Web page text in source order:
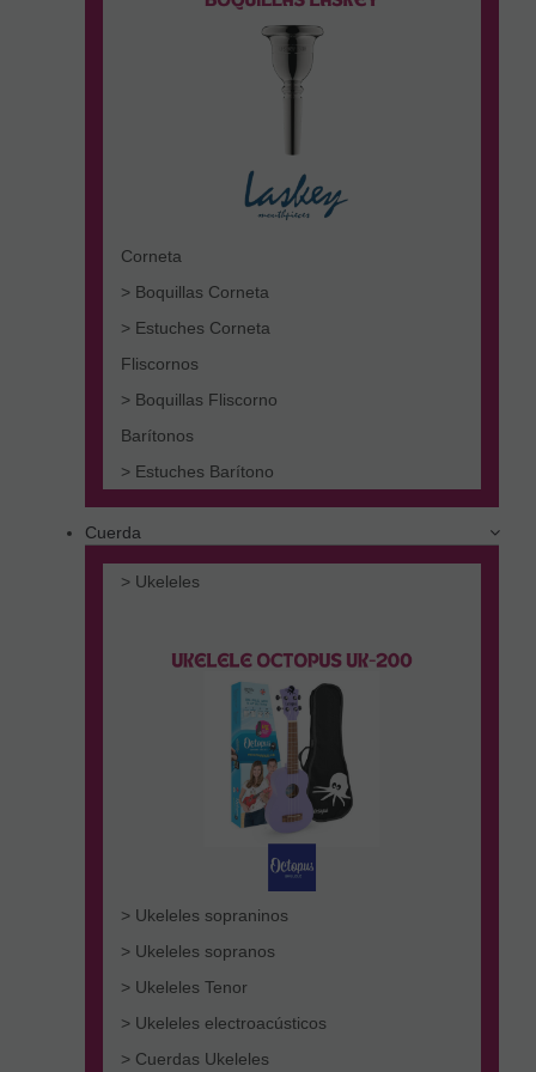
Corneta
> Boquillas Corneta
> Estuches Corneta
Fliscornos
> Boquillas Fliscorno
Barítonos
> Estuches Barítono
Cuerda
> Ukeleles
> Ukeleles sopraninos
> Ukeleles sopranos
> Ukeleles Tenor
> Ukeleles electroacústicos
> Cuerdas Ukeleles